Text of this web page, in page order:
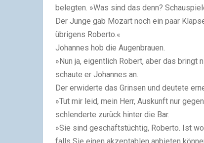
belegten. »Was sind das denn?
Der Junge gab Mozart noch ein paar
übrigens Roberto.«
Johannes hob die Augenbrauen.
»Nun ja, eigentlich Robert, aber das
schaute er Johannes an.
Der erwiderte das Grinsen und deutete
»Tut mir leid, mein Herr, Auskunft nur
schlenderte zurück hinter die Bar.
»Sie sind geschäftstüchtig, Roberto. Ist